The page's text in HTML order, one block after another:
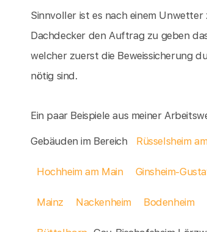
Sinnvoller ist es nach einem
Dachdecker den Auftrag zu geben
welcher zuerst die Beweissicherung
nötig sind.
Ein paar Beispiele aus meiner
Gebäuden im Bereich Rüsselsheim
Hochheim am Main Ginsheim-
Mainz Nackenheim Bodenheim